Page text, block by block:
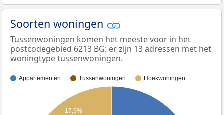
Soorten woningen
Tussenwoningen komen het meeste voor in het
postcodegebied 6213 BG: er zijn 13 adressen met het
woningtype tussenwoningen.
Appartementen Tussenwoningen Hoekwoningen
17,9%